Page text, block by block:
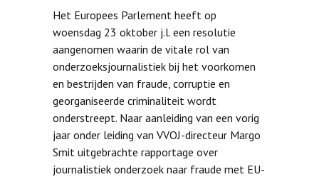
Het Europees Parlement heeft op
woensdag 23 oktober j.l. een resolutie
aangenomen waarin de vitale rol van
onderzoeksjournalistiek bij het voorkomen
en bestrijden van fraude, corruptie en
georganiseerde criminaliteit wordt
onderstreept. Naar aanleiding van een vorig
jaar onder leiding van VVOJ-directeur Margo
Smit uitgebrachte rapportage over
journalistiek onderzoek naar fraude met EU-